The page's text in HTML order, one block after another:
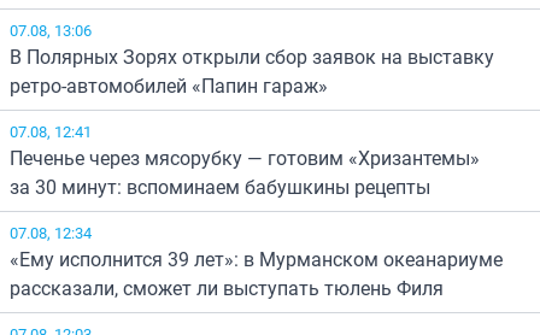
07.08, 13:06
В Полярных Зорях открыли сбор заявок на выставку
ретро-автомобилей «Папин гараж»
07.08, 12:41
Печенье через мясорубку — готовим «Хризантемы»
за 30 минут: вспоминаем бабушкины рецепты
07.08, 12:34
«Ему исполнится 39 лет»: в Мурманском океанариуме
рассказали, сможет ли выступать тюлень Филя